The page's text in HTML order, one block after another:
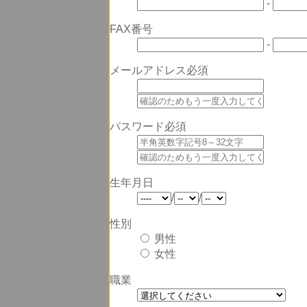
-
FAX番号
-
メールアドレス 必須
パスワード必須
生年月日
/
/
性別
男性
女性
職業